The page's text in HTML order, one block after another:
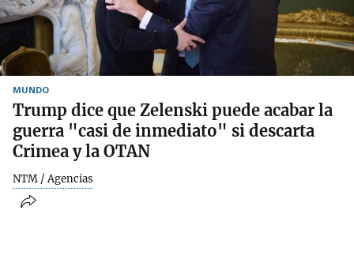
MUNDO
Trump dice que Zelenski puede acabar la
guerra "casi de inmediato" si descarta
Crimea y la OTAN
NTM / Agencias